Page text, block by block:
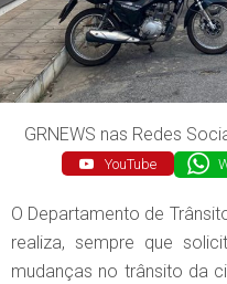
GRNEWS nas Redes
YouTube
O Departamento de
realiza, sempre que
mudanças no trânsito da